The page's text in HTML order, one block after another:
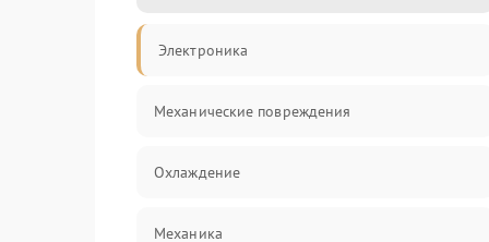
Электроника
Механические повреждения
Охлаждение
Механика